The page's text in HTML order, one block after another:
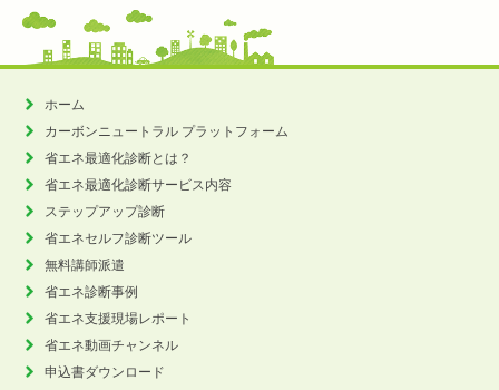
ホーム
カーボンニュートラル プラットフォーム
省エネ最適化診断とは？
省エネ最適化診断サービス内容
ステップアップ診断
省エネセルフ診断ツール
無料講師派遣
省エネ診断事例
省エネ支援現場レポート
省エネ動画チャンネル
申込書ダウンロード